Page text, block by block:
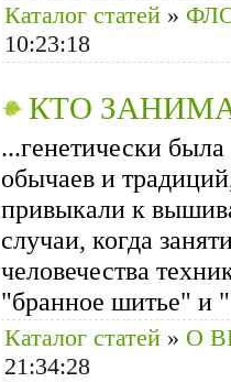
Каталог статей »
10:23:18
КТО
...генетически
обычаев и
привыкали к
случаи, когда
человечества
"бранное шитье" и
Каталог статей » О
21:34:28